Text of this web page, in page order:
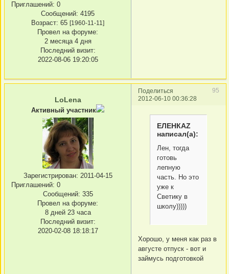
Приглашений: 0
Сообщений: 4195
Возраст: 65 [1960-11-11]
Провел на форуме:
2 месяца 4 дня
Последний визит:
2022-08-06 19:20:05
Поделиться
95
2012-06-10 00:36:28
LoLena
Активный участник
Зарегистрирован: 2011-04-15
Приглашений: 0
Сообщений: 335
Провел на форуме:
8 дней 23 часа
Последний визит:
2020-02-08 18:18:17
ЕЛЕНКАZ
написал(а):
Лен, тогда
готовь
лепную
часть. Но это
уже к
Светику в
школу)))))
Хорошо, у меня как раз в
августе отпуск - вот и
займусь подготовкой